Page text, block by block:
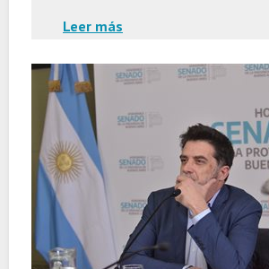
Leer más